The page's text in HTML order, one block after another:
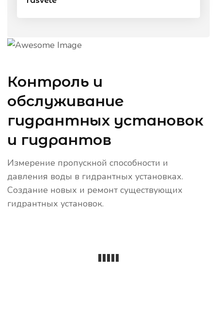
Контроль и
обслуживание
гидрантных установок
и гидрантов
Измерение пропускной способности и
давления воды в гидрантных установках.
Создание новых и ремонт существующих
гидрантных установок.